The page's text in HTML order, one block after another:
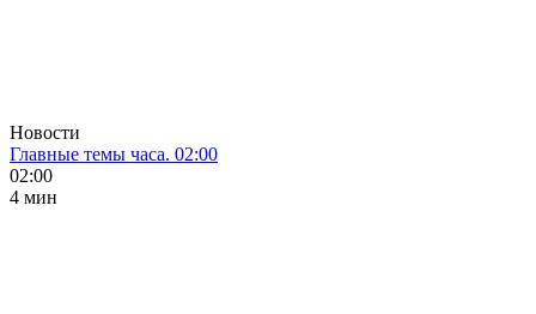
Новости
Главные темы часа. 02:00
02:00
4 мин